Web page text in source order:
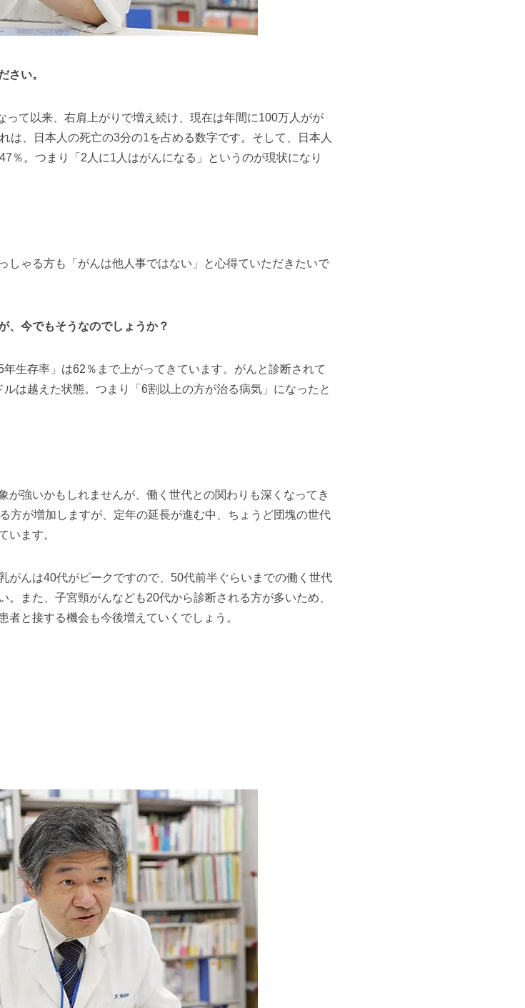
さい。
て以来、右肩上がりで増え続け、現在は年間に100万人がが
は、日本人の死亡の3分の1を占める数字です。そして、日本人
％。つまり「2人に1人はがんになる」というのが現状になり
ゃる方も「がんは他人事ではない」と心得ていただきたいで
今でもそうなのでしょうか？
生存率」は62％まで上がってきています。がんと診断されて
は越えた状態。つまり「6割以上の方が治る病気」になったと
強いかもしれませんが、働く世代との関わりも深くなってき
方が増加しますが、定年の延長が進む中、ちょうど団塊の世代
います。
がんは40代がピークですので、50代前半ぐらいまでの働く世代
また、子宮頸がんなども20代から診断される方が多いため、
と接する機会も今後増えていくでしょう。